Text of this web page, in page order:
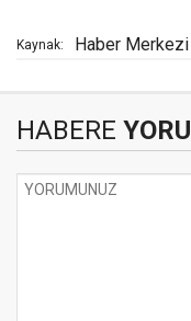
Kaynak: Haber Merkezi
HABERE